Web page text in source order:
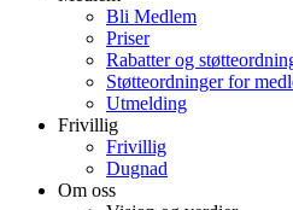
Bli Medlem
Priser
Rabatter og
Støtteordninger for
Utmelding
Frivillig
Frivillig
Dugnad
Om oss